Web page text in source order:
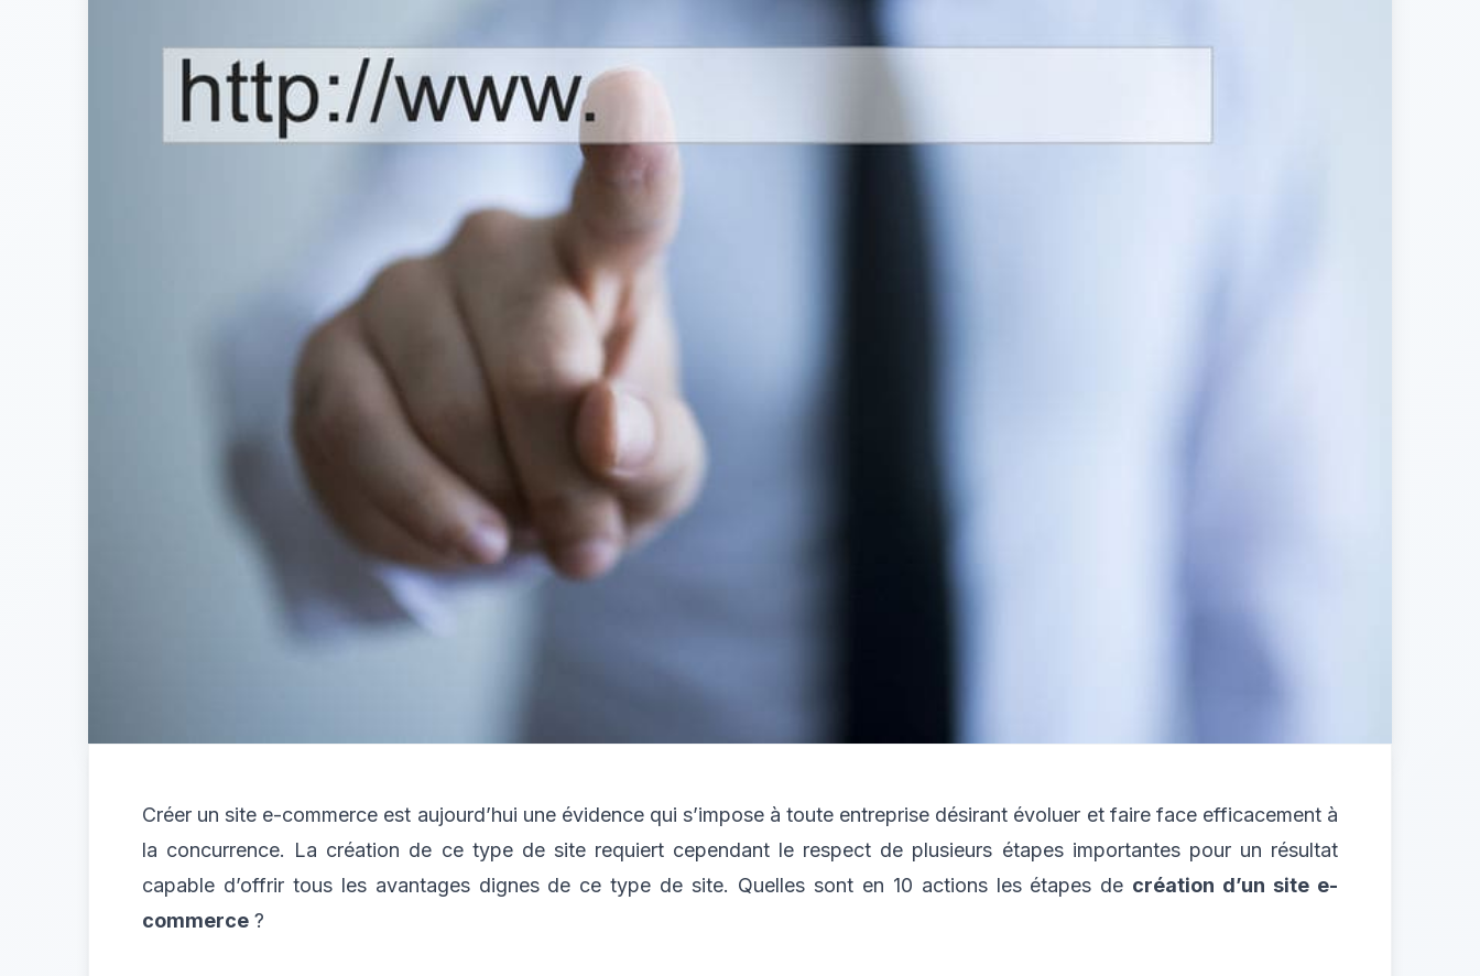
Créer un site e-commerce est aujourd’hui une évidence qui s’impose à toute entreprise désirant évoluer et faire face efficacement à
la concurrence. La création de ce type de site requiert cependant le respect de plusieurs étapes importantes pour un résultat
capable d’offrir tous les avantages dignes de ce type de site. Quelles sont en 10 actions les étapes de création d’un site e-
commerce ?